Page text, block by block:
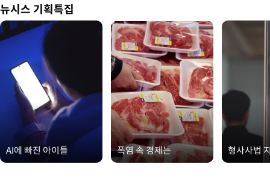
뉴시스 기획특집
AI에 빠진 아이들 폭염 속 경제는 형사사법